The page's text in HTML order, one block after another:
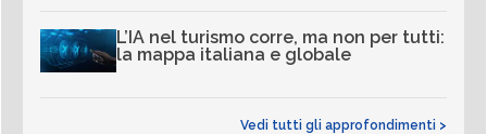
L’IA nel turismo corre, ma non per tutti:
la mappa italiana e globale
Vedi tutti gli approfondimenti >